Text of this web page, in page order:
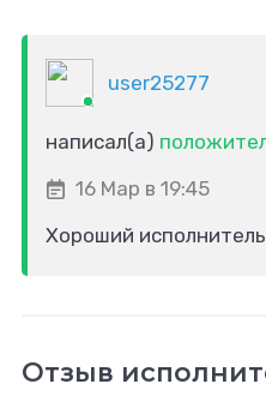
user25277
написал(а)
16 Мар в 19:45
Хороший
Отзыв